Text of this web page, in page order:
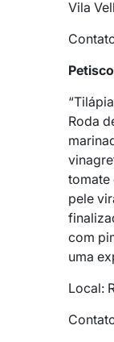
Vila
Roda
tomate
pele
com
uma
Local: